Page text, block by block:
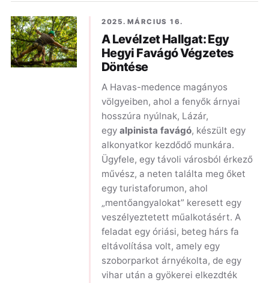
2025. MÁRCIUS 16.
A Levélzet Hallgat: Egy
Hegyi Favágó Végzetes
Döntése
A Havas-medence magányos
völgyeiben, ahol a fenyők árnyai
hosszúra nyúlnak, Lázár,
egy alpinista favágó, készült egy
alkonyatkor kezdődő munkára.
Ügyfele, egy távoli városból érkező
művész, a neten találta meg őket
egy turistaforumon, ahol
„mentőangyalokat” keresett egy
veszélyeztetett műalkotásért. A
feladat egy óriási, beteg hárs fa
eltávolítása volt, amely egy
szoborparkot árnyékolta, de egy
vihar után a gyökerei elkezdték